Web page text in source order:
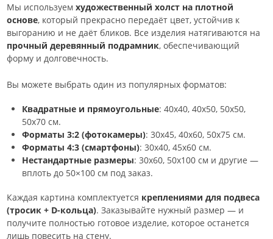
Мы используем художественный холст на плотной
основе, который прекрасно передаёт цвет, устойчив к
выгоранию и не даёт бликов. Все изделия натягиваются на
прочный деревянный подрамник, обеспечивающий
форму и долговечность.
Вы можете выбрать один из популярных форматов:
Квадратные и прямоугольные: 40х40, 40х50, 50х50,
50х70 см.
Форматы 3:2 (фотокамеры): 30х45, 40х60, 50х75 см.
Форматы 4:3 (смартфоны): 30х40, 45х60 см.
Нестандартные размеры: 30х60, 50х100 см и другие —
вплоть до 50×100 см под заказ.
Каждая картина комплектуется креплениями для подвеса
(тросик + D-кольца). Заказывайте нужный размер — и
получите полностью готовое изделие, которое останется
лишь повесить на стену.